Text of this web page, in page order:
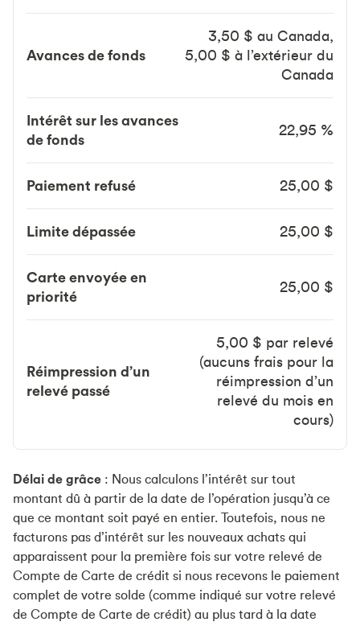
Avances de fonds
3,50 $ au Canada,
5,00 $ à l’extérieur du
Canada
Intérêt sur les avances
de fonds
22,95 %
Paiement refusé 25,00 $
Limite dépassée 25,00 $
Carte envoyée en
priorité
25,00 $
Réimpression d’un
relevé passé
5,00 $ par relevé
(aucuns frais pour la
réimpression d’un
relevé du mois en
cours)
Délai de grâce : Nous calculons l’intérêt sur tout
montant dû à partir de la date de l’opération jusqu’à ce
que ce montant soit payé en entier. Toutefois, nous ne
facturons pas d’intérêt sur les nouveaux achats qui
apparaissent pour la première fois sur votre relevé de
Compte de Carte de crédit si nous recevons le paiement
complet de votre solde (comme indiqué sur votre relevé
de Compte de Carte de crédit) au plus tard à la date